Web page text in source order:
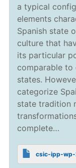
a typical
elements
Spanish state
culture that
its particular
comparable to
states.
categorize
state tradition
complete…
csic-ipp-wp-